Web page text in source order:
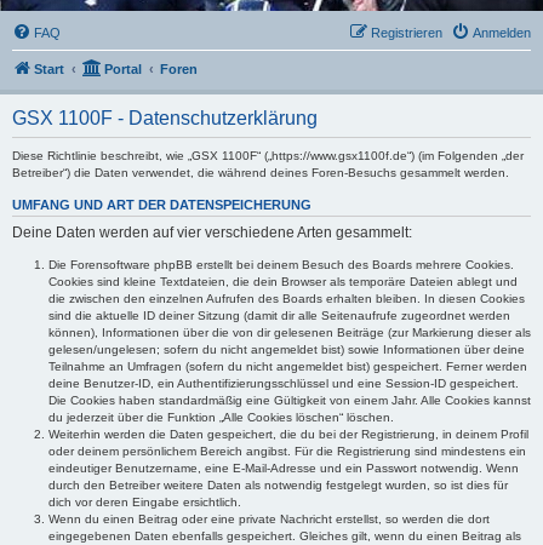
FAQ Anmelden
Registrieren
Start Portal Foren
GSX 1100F - Datenschutzerklärung
Diese Richtlinie beschreibt, wie „GSX 1100F“ („https://www.gsx1100f.de“) (im Folgenden „der
Betreiber“) die Daten verwendet, die während deines Foren-Besuchs gesammelt werden.
UMFANG UND ART DER DATENSPEICHERUNG
Deine Daten werden auf vier verschiedene Arten gesammelt:
Die Forensoftware phpBB erstellt bei deinem Besuch des Boards mehrere Cookies.
Cookies sind kleine Textdateien, die dein Browser als temporäre Dateien ablegt und
die zwischen den einzelnen Aufrufen des Boards erhalten bleiben. In diesen Cookies
sind die aktuelle ID deiner Sitzung (damit dir alle Seitenaufrufe zugeordnet werden
können), Informationen über die von dir gelesenen Beiträge (zur Markierung dieser als
gelesen/ungelesen; sofern du nicht angemeldet bist) sowie Informationen über deine
Teilnahme an Umfragen (sofern du nicht angemeldet bist) gespeichert. Ferner werden
deine Benutzer-ID, ein Authentifizierungsschlüssel und eine Session-ID gespeichert.
Die Cookies haben standardmäßig eine Gültigkeit von einem Jahr. Alle Cookies kannst
du jederzeit über die Funktion „Alle Cookies löschen“ löschen.
Weiterhin werden die Daten gespeichert, die du bei der Registrierung, in deinem Profil
oder deinem persönlichem Bereich angibst. Für die Registrierung sind mindestens ein
eindeutiger Benutzername, eine E-Mail-Adresse und ein Passwort notwendig. Wenn
durch den Betreiber weitere Daten als notwendig festgelegt wurden, so ist dies für
dich vor deren Eingabe ersichtlich.
Wenn du einen Beitrag oder eine private Nachricht erstellst, so werden die dort
eingegebenen Daten ebenfalls gespeichert. Gleiches gilt, wenn du einen Beitrag als